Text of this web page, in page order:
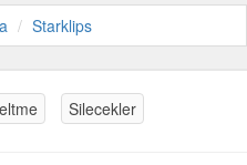
Starklips
Silecekler